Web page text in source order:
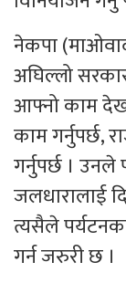
नेकपा
अघिल्लो
आफ्नो काम
काम गर्नुपर्छ,
गर्नुपर्छ ।
जलधारालाई
त्यसैले
गर्न जरुरी छ ।